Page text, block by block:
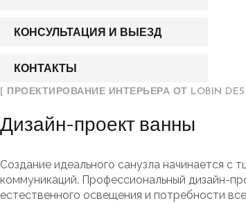
КОНСУЛЬТАЦИЯ И ВЫЕЗД
КОНТАКТЫ
[ ПРОЕКТИРОВАНИЕ ИНТЕРЬЕРА ОТ LOBIN
Дизайн-проект ванны
Создание идеального санузла начинается с
коммуникаций. Профессиональный дизайн-
естественного освещения и потребности